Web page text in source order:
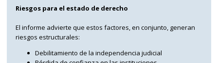
Riesgos para el estado de derecho
El informe advierte que estos factores, en conjunto, generan
riesgos estructurales:
Debilitamiento de la independencia judicial